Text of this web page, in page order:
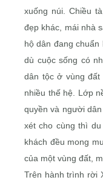
xuống núi. Chiều
đẹp khác, mái nhà
hộ dân đang chuẩn
dù cuộc sống có
dân tộc ở vùng
nhiều thế hệ. Lớp
quyền và người
xét cho cùng thì
khách đều mong
của một vùng đất,
Trên hành trình rời